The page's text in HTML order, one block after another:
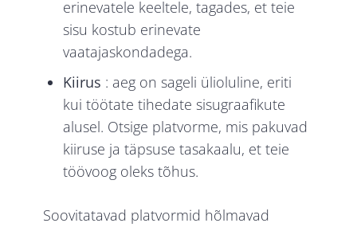
erinevatele keeltele, tagades, et teie
sisu kostub erinevate
vaatajaskondadega.
Kiirus : aeg on sageli ülioluline, eriti
kui töötate tihedate sisugraafikute
alusel. Otsige platvorme, mis pakuvad
kiiruse ja täpsuse tasakaalu, et teie
töövoog oleks tõhus.
Soovitatavad platvormid hõlmavad